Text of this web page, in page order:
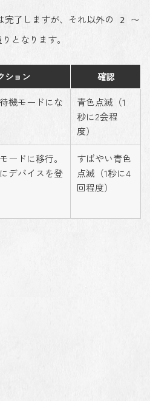
完了しますが、それ以外の 2 〜
となります。
ション 確認
機モードにな
青色点滅（1
秒に2会程
度）
ードに移行。
デバイスを登
すばやい青色
点滅（1秒に4
回程度）